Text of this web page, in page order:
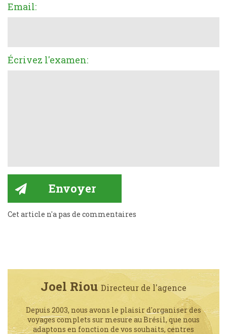
Email:
Écrivez l'examen:
Cet article n'a pas de commentaires
Joel Riou Directeur de l'agence
Depuis 2003, nous avons le plaisir d'organiser des
voyages complets sur mesure au Brésil, que nous
adaptons en fonction de vos souhaits, centres